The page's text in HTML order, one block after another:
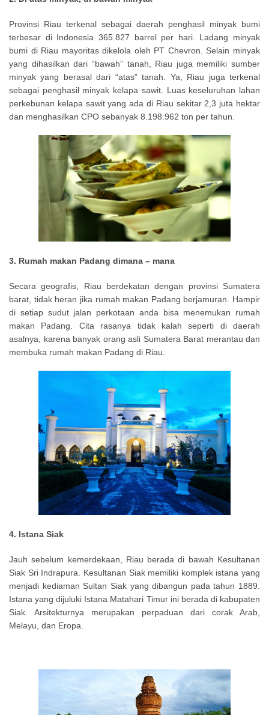
Provinsi Riau terkenal sebagai daerah penghasil minyak bumi
terbesar di Indonesia 365.827 barrel per hari. Ladang minyak
bumi di Riau mayoritas dikelola oleh PT Chevron. Selain minyak
yang dihasilkan dari “bawah” tanah, Riau juga memiliki sumber
minyak yang berasal dari “atas” tanah. Ya, Riau juga terkenal
sebagai penghasil minyak kelapa sawit. Luas keseluruhan lahan
perkebunan kelapa sawit yang ada di Riau sekitar 2,3 juta hektar
dan menghasilkan CPO sebanyak 8.198.962 ton per tahun.
3. Rumah makan Padang dimana – mana
Secara geografis, Riau berdekatan dengan provinsi Sumatera
barat, tidak heran jika rumah makan Padang berjamuran. Hampir
di setiap sudut jalan perkotaan anda bisa menemukan rumah
makan Padang. Cita rasanya tidak kalah seperti di daerah
asalnya, karena banyak orang asli Sumatera Barat merantau dan
membuka rumah makan Padang di Riau.
4. Istana Siak
Jauh sebelum kemerdekaan, Riau berada di bawah Kesultanan
Siak Sri Indrapura. Kesultanan Siak memiliki komplek istana yang
menjadi kediaman Sultan Siak yang dibangun pada tahun 1889.
Istana yang dijuluki Istana Matahari Timur ini berada di kabupaten
Siak. Arsitekturnya merupakan perpaduan dari corak Arab,
Melayu, dan Eropa.